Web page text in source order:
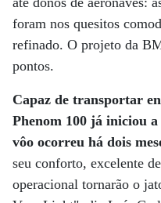
foram nos quesitos
refinado. O projeto da
pontos.
Capaz de transportar
Phenom 100 já iniciou
vôo ocorreu há dois
seu conforto, excelente
operacional tornarão o